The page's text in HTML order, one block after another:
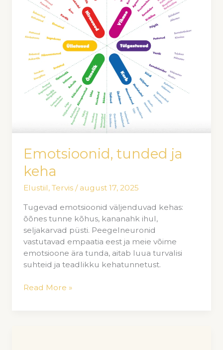
Emotsioonid, tunded ja
keha
Elustiil,Tervis / august 17, 2025
Tugevad emotsioonid väljenduvad kehas:
õõnes tunne kõhus, kananahk ihul,
seljakarvad püsti. Peegelneuronid
vastutavad empaatia eest ja meie võime
emotsioone ära tunda, aitab luua turvalisi
suhteid ja teadlikku kehatunnetust.
Read More »